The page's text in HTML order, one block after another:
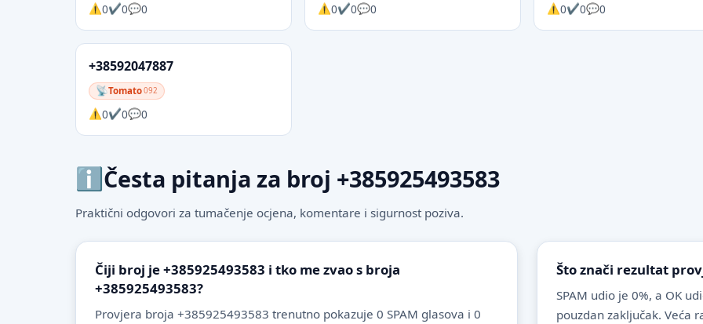
0 0 0 0 0 0 0 0 0
+38592047887
Tomato092
0 0 0
Česta pitanja za broj +385925493583
Praktični odgovori za tumačenje ocjena, komentare i sigurnost poziva.
Čiji broj je +385925493583 i tko me zvao s broja
+385925493583?
Provjera broja +385925493583 trenutno pokazuje 0 SPAM glasova i 0
Što znači rezultat
SPAM udio je 0%, a OK
pouzdan zaključak. Veća